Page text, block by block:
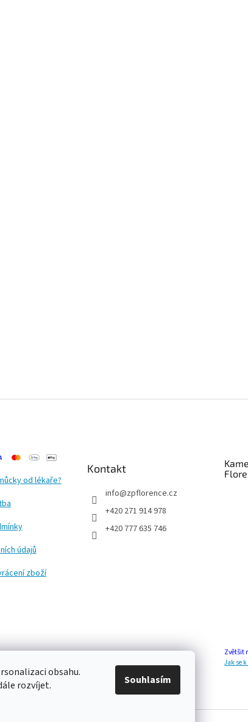
obsahu.
rozvíjet.
Souhlasím
od lékaře?
údajů
zboží
Kontakt
info@zpflorence.cz
+420 271 914 978
+420 777 635 746
Zvětšit
Jak se